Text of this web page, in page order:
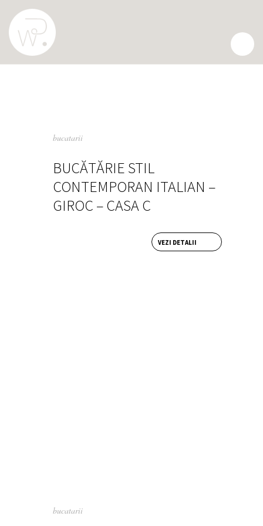
bucatarii
BUCĂTĂRIE STIL
CONTEMPORAN ITALIAN –
GIROC – CASA C
VEZI DETALII
bucatarii